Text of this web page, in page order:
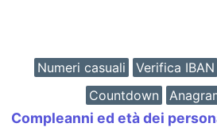
Numeri casuali Verifica IBAN
Countdown
Compleanni ed età dei